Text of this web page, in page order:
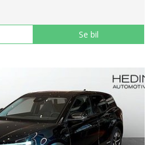
Se bil